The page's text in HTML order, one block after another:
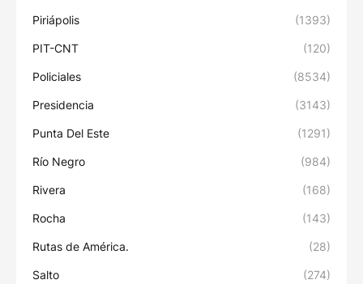
Piriápolis (1393)
PIT-CNT (120)
Policiales (8534)
Presidencia (3143)
Punta Del Este (1291)
Río Negro (984)
Rivera (168)
Rocha (143)
Rutas de América. (28)
Salto (274)